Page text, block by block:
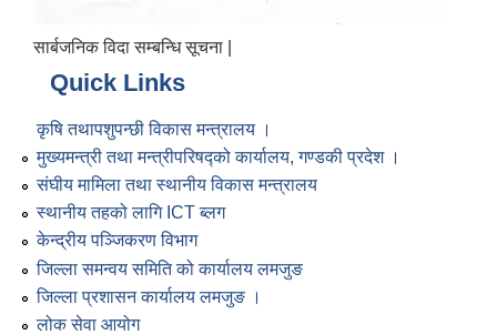
सार्बजनिक विदा सम्बन्धि सूचना |
Quick Links
कृषि तथापशुपन्छी विकास मन्त्रालय ।
मुख्यमन्त्री तथा मन्त्रीपरिषद्को कार्यालय, गण्डकी प्रदेश ।
संघीय मामिला तथा स्थानीय विकास मन्त्रालय
स्थानीय तहको लागि ICT ब्लग
केन्द्रीय पञ्जिकरण विभाग
जिल्ला समन्वय समिति को कार्यालय लमजुङ
जिल्ला प्रशासन कार्यालय लमजुङ ।
लोक सेवा आयोग